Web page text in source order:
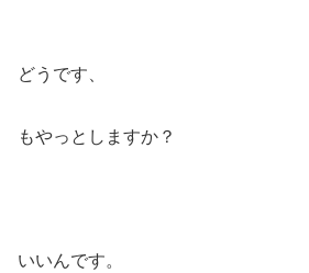
どうです、
もやっとしますか？
いいんです。